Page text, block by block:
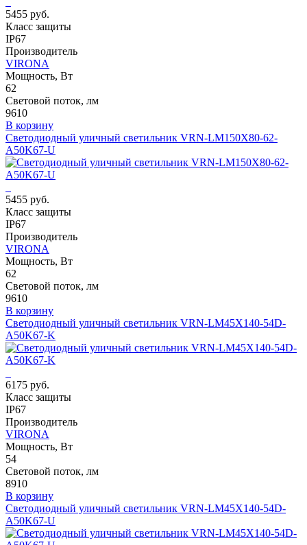
5455 руб.
Класс защиты
IP67
Производитель
VIRONA
Мощность, Вт
62
Световой поток, лм
9610
В корзину
Светодиодный уличный светильник VRN-LM150X80-62-
A50K67-U
5455 руб.
Класс защиты
IP67
Производитель
VIRONA
Мощность, Вт
62
Световой поток, лм
9610
В корзину
Светодиодный уличный светильник VRN-LM45X140-54D-
A50K67-K
6175 руб.
Класс защиты
IP67
Производитель
VIRONA
Мощность, Вт
54
Световой поток, лм
8910
В корзину
Светодиодный уличный светильник VRN-LM45X140-54D-
A50K67-U